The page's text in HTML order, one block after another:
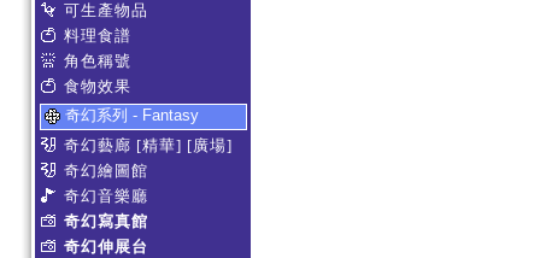
可生產物品
料理食譜
角色稱號
食物效果
奇幻系列 - Fantasy
奇幻藝廊 [精華] [廣場]
奇幻繪圖館
奇幻音樂廳
奇幻寫真館
奇幻伸展台